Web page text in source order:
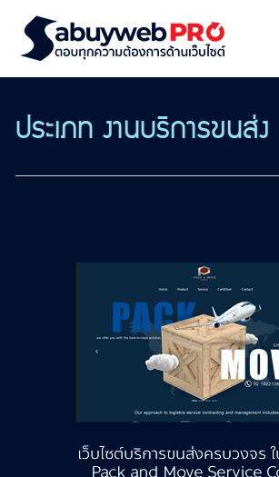
ประเภท งานบริการขนส่ง